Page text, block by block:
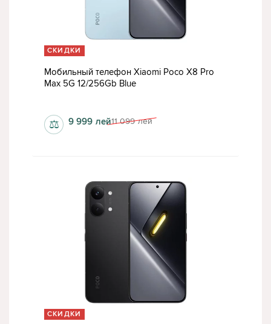
СКИДКИ
Мобильный телефон Xiaomi Poco X8 Pro
Max 5G 12/256Gb Blue
1280x2772 пкс 11 099 лей
9 999 лей
⚖
СКИДКИ